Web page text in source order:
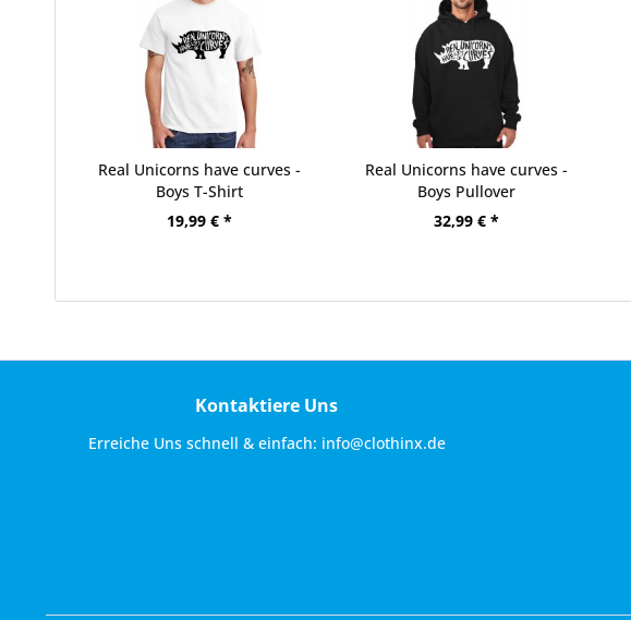
Real Unicorns have curves -
Boys T-Shirt
19,99 € *
Real Unicorns have curves -
Boys Pullover
32,99 € *
Kontaktiere Uns
Erreiche Uns schnell & einfach: info@clothinx.de